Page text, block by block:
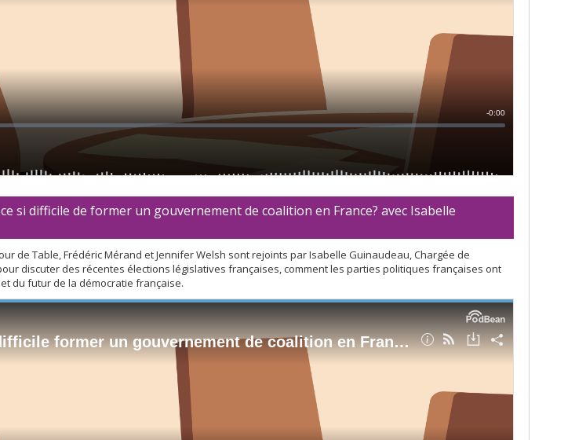
si difficile de former un gouvernement de coalition en France? avec Isabelle
de Table, Frédéric Mérand et Jennifer Welsh sont rejoints par Isabelle Guinaudeau, Chargée de
discuter des récentes élections législatives françaises, comment les parties politiques françaises ont
du futur de la démocratie française.